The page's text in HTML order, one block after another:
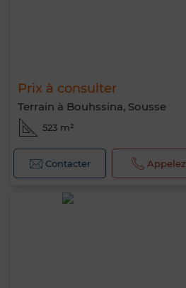
Prix à consulter
Terrain à Bouhssina, Sousse
523 m²
Contacter Appelez